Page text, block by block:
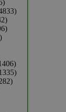
1136
producten
24833
1942
producten
996
1406
producten
1335
2282